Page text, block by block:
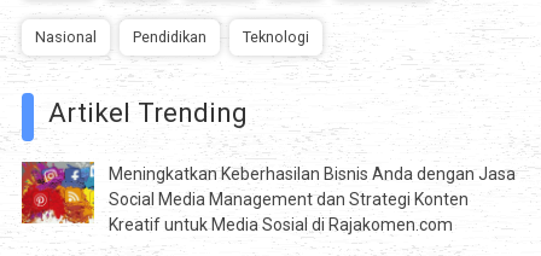
Nasional Pendidikan Teknologi
Artikel Trending
Meningkatkan Keberhasilan Bisnis Anda dengan Jasa
Social Media Management dan Strategi Konten
Kreatif untuk Media Sosial di Rajakomen.com